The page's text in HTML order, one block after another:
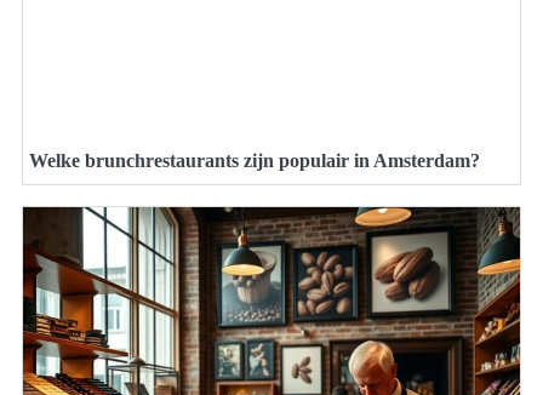
Welke brunchrestaurants zijn populair in Amsterdam?